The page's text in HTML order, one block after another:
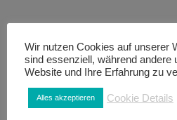
Leave A Comment
Wir nutzen Cookies auf unserer
sind essenziell, während andere
Website und Ihre Erfahrung zu
Alles akzeptieren Cookie Details